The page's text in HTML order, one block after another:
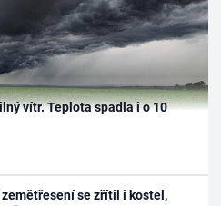
vítr. Teplota spadla i o 10
se zřítil i kostel,